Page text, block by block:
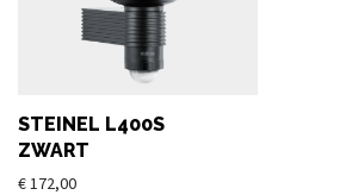
STEINEL L400S
ZWART
€172,00